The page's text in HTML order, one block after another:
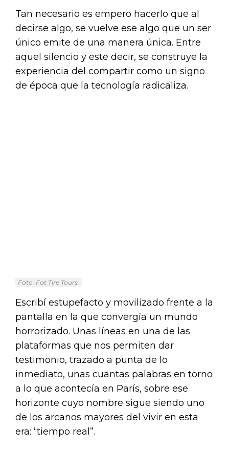
Tan necesario es empero hacerlo que al
decirse algo, se vuelve ese algo que un ser
único emite de una manera única. Entre
aquel silencio y este decir, se construye la
experiencia del compartir como un signo
de época que la tecnología radicaliza.
Foto: Fat Tire Tours.
Escribí estupefacto y movilizado frente a la
pantalla en la que convergía un mundo
horrorizado. Unas líneas en una de las
plataformas que nos permiten dar
testimonio, trazado a punta de lo
inmediato, unas cuantas palabras en torno
a lo que acontecía en París, sobre ese
horizonte cuyo nombre sigue siendo uno
de los arcanos mayores del vivir en esta
era: “tiempo real”.